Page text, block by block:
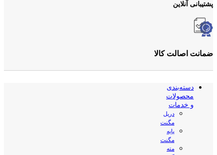
پشتیبانی آنلاین
ضمانت اصالت کالا
دسته‌بندی
محصولات
و خدمات
دریل
مگنت
پایه
مگنت
مته